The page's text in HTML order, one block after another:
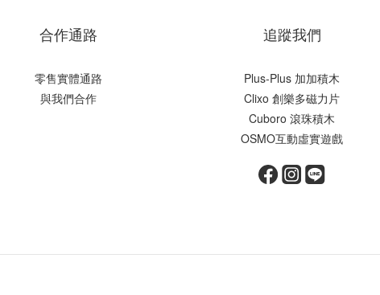
合作通路
零售實體通路
與我們合作
追蹤我們
Plus-Plus 加加積木
Clixo 創樂多磁力片
Cuboro 滾珠積木
OSMO互動虛實遊戲